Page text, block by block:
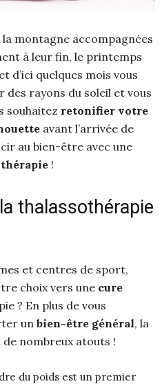
montagne accompagnées
à leur fin, le printemps
d’ici quelques mois vous
rayons du soleil et vous
souhaitez retonifier votre
avant l’arrivée de
au bien-être avec une
!
thalassothérapie
et centres de sport,
choix vers une cure
? En plus de vous
un bien-être général, la
nombreux atouts !
du poids est un premier